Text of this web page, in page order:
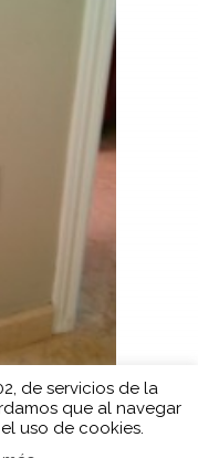
de servicios de la
que al navegar
uso de cookies.